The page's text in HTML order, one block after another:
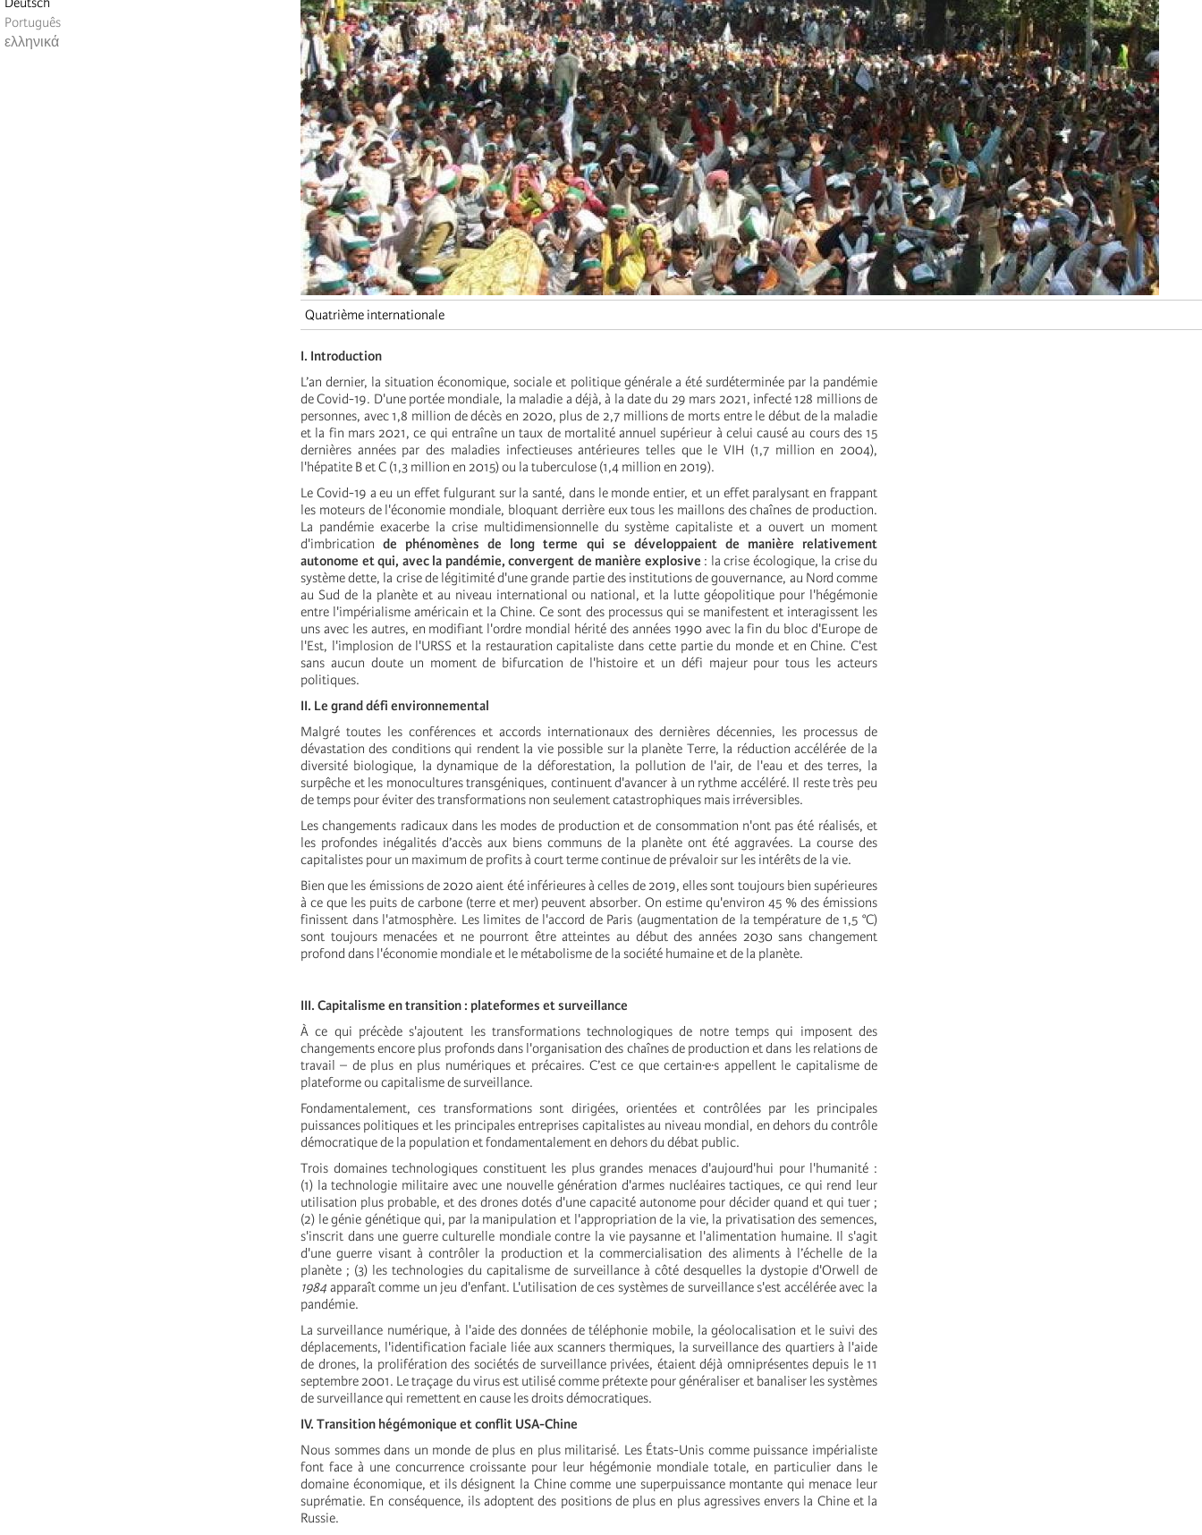
Português
ελληνικά
Quatrième internationale
I. Introduction
L’an dernier, la situation économique, sociale et politique générale a été surdéterminée par la pandémie
de Covid-19. D'une portée mondiale, la maladie a déjà, à la date du 29 mars 2021, infecté 128 millions de
personnes, avec 1,8 million de décès en 2020, plus de 2,7 millions de morts entre le début de la maladie
et la fin mars 2021, ce qui entraîne un taux de mortalité annuel supérieur à celui causé au cours des 15
dernières années par des maladies infectieuses antérieures telles que le VIH (1,7 million en 2004),
l'hépatite B et C (1,3 million en 2015) ou la tuberculose (1,4 million en 2019).
Le Covid-19 a eu un effet fulgurant sur la santé, dans le monde entier, et un effet paralysant en frappant
les moteurs de l'économie mondiale, bloquant derrière eux tous les maillons des chaînes de production.
La pandémie exacerbe la crise multidimensionnelle du système capitaliste et a ouvert un moment
d'imbricationde phénomènes de long terme qui se développaient de manière relativement
autonome et qui, avec la pandémie, convergent de manière explosive : la crise écologique, la crise du
système dette, la crise de légitimité d'une grande partie des institutions de gouvernance, au Nord comme
au Sud de la planète et au niveau international ou national, et la lutte géopolitique pour l'hégémonie
entre l'impérialisme américain et la Chine. Ce sont des processus qui se manifestent et interagissent les
uns avec les autres, en modifiant l'ordre mondial hérité des années 1990 avec la fin du bloc d'Europe de
l'Est, l'implosion de l'URSS et la restauration capitaliste dans cette partie du monde et en Chine. C'est
sans aucun doute un moment de bifurcation de l'histoire et un défi majeur pour tous les acteurs
politiques.
II. Le grand défi environnemental
Malgré toutes les conférences et accords internationaux des dernières décennies, les processus de
dévastation des conditions qui rendent la vie possible sur la planète Terre, la réduction accélérée de la
diversité biologique, la dynamique de la déforestation, la pollution de l'air, de l'eau et des terres, la
surpêche et les monocultures transgéniques, continuent d'avancer à un rythme accéléré. Il reste très peu
de temps pour éviter des transformations non seulement catastrophiques mais irréversibles.
Les changements radicaux dans les modes de production et de consommation n'ont pas été réalisés, et
les profondes inégalités d’accès aux biens communs de la planète ont été aggravées. La course des
capitalistes pour un maximum de profits à court terme continue de prévaloir sur les intérêts de la vie.
Bien que les émissions de 2020 aient été inférieures à celles de 2019, elles sont toujours bien supérieures
à ce que les puits de carbone (terre et mer) peuvent absorber. On estime qu'environ 45 % des émissions
finissent dans l'atmosphère. Les limites de l'accord de Paris (augmentation de la température de 1,5 °C)
sont toujours menacées et ne pourront être atteintes au début des années 2030 sans changement
profond dans l'économie mondiale et le métabolisme de la société humaine et de la planète.
III. Capitalisme en transition : plateformes et surveillance
À ce qui précède s'ajoutent les transformations technologiques de notre temps qui imposent des
changements encore plus profonds dans l'organisation des chaînes de production et dans les relations de
travail – de plus en plus numériques et précaires. C’est ce que certain·e·s appellent le capitalisme de
plateforme ou capitalisme de surveillance.
Fondamentalement, ces transformations sont dirigées, orientées et contrôlées par les principales
puissances politiques et les principales entreprises capitalistes au niveau mondial, en dehors du contrôle
démocratique de la population et fondamentalement en dehors du débat public.
Trois domaines technologiques constituent les plus grandes menaces d'aujourd'hui pour l'humanité :
(1) la technologie militaire avec une nouvelle génération d'armes nucléaires tactiques, ce qui rend leur
utilisation plus probable, et des drones dotés d'une capacité autonome pour décider quand et qui tuer ;
(2) le génie génétique qui, par la manipulation et l'appropriation de la vie, la privatisation des semences,
s'inscrit dans une guerre culturelle mondiale contre la vie paysanne et l'alimentation humaine. Il s'agit
d'une guerre visant à contrôler la production et la commercialisation des aliments à l’échelle de la
planète ; (3) les technologies du capitalisme de surveillance à côté desquelles la dystopie d'Orwell de
1984 apparaît comme un jeu d'enfant. L'utilisation de ces systèmes de surveillance s'est accélérée avec la
pandémie.
La surveillance numérique, à l'aide des données de téléphonie mobile, la géolocalisation et le suivi des
déplacements, l'identification faciale liée aux scanners thermiques, la surveillance des quartiers à l'aide
de drones, la prolifération des sociétés de surveillance privées, étaient déjà omniprésentes depuis le 11
septembre 2001. Le traçage du virus est utilisé comme prétexte pour généraliser et banaliser les systèmes
de surveillance qui remettent en cause les droits démocratiques.
IV. Transition hégémonique et conflit USA-Chine
Nous sommes dans un monde de plus en plus militarisé. Les États-Unis comme puissance impérialiste
font face à une concurrence croissante pour leur hégémonie mondiale totale, en particulier dans le
domaine économique, et ils désignent la Chine comme une superpuissance montante qui menace leur
suprématie. En conséquence, ils adoptent des positions de plus en plus agressives envers la Chine et la
Russie.